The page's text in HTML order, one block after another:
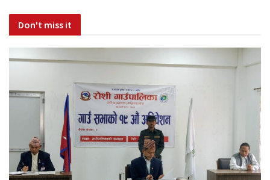
Don't miss it